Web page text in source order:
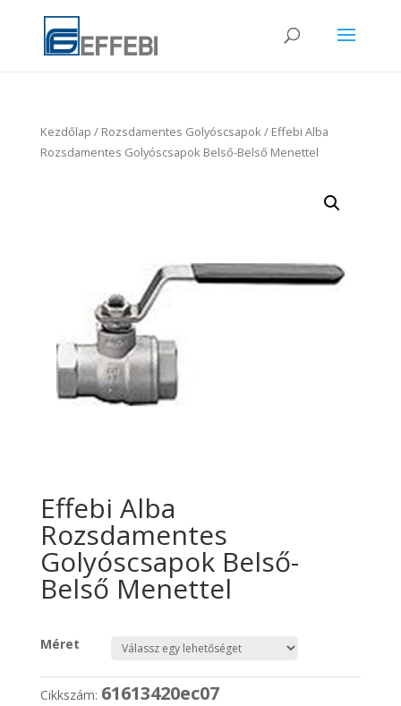
Kezdőlap / Rozsdamentes Golyóscsapok / Effebi Alba
Rozsdamentes Golyóscsapok Belső-Belső Menettel
Effebi Alba
Rozsdamentes
Golyóscsapok Belső-
Belső Menettel
Méret
Cikkszám: 61613420ec07